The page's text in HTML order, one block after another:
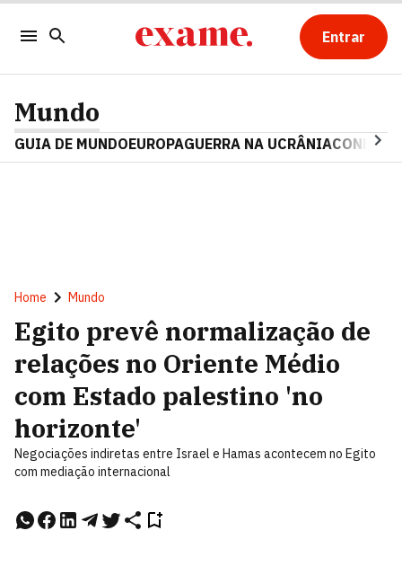
Entrar
Mundo
GUIA DE MUNDOEUROPAGUERRA NA UCRÂNIA
Home Mundo
Egito prevê normalização de
relações no Oriente Médio
com Estado palestino 'no
horizonte'
Negociações indiretas entre Israel e Hamas acontecem no Egito
com mediação internacional